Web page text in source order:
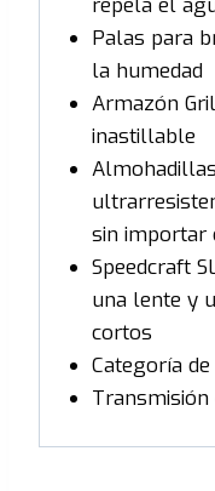
repela el
Palas para
la humedad
Armazón
inastillable
sin importar
Speedcraft
una lente y
cortos
Categoría